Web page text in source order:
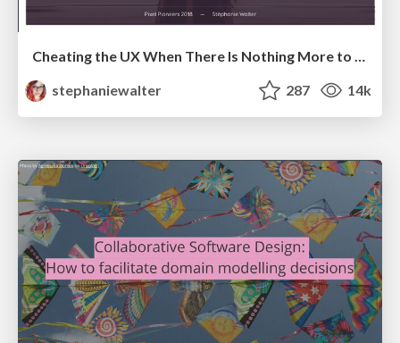
Cheating the UX When There Is Nothing More to Optimize - PixelPioneers
stephaniewalter
287 14k